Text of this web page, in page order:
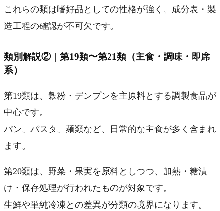
これらの類は嗜好品としての性格が強く、成分表・製
造工程の確認が不可欠です。
類別解説②｜第19類〜第21類（主食・調味・即席
系）
第19類は、穀粉・デンプンを主原料とする調製食品が
中心です。
パン、パスタ、麺類など、日常的な主食が多く含まれ
ます。
第20類は、野菜・果実を原料としつつ、加熱・糖漬
け・保存処理が行われたものが対象です。
生鮮や単純冷凍との差異が分類の境界になります。